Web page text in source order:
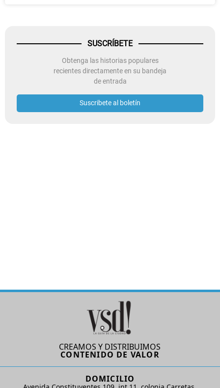
SUSCRÍBETE
Obtenga las historias populares
recientes directamente en su bandeja
de entrada
Suscribete al boletín
CREAMOS Y DISTRIBUIMOS
CONTENIDO DE VALOR
DOMICILIO